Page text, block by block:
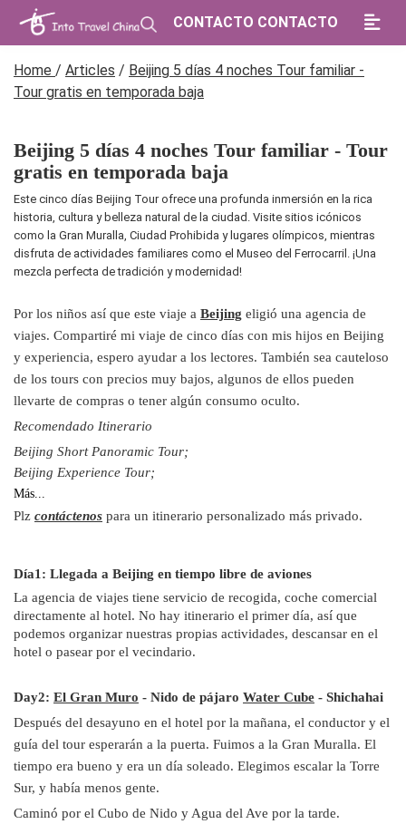
CONTACTO CONTACTO
Home / Articles / Beijing 5 días 4 noches Tour familiar -
Tour gratis en temporada baja
Beijing 5 días 4 noches Tour familiar - Tour
gratis en temporada baja
Este cinco días Beijing Tour ofrece una profunda inmersión en la rica
historia, cultura y belleza natural de la ciudad. Visite sitios icónicos
como la Gran Muralla, Ciudad Prohibida y lugares olímpicos, mientras
disfruta de actividades familiares como el Museo del Ferrocarril. ¡Una
mezcla perfecta de tradición y modernidad!
Por los niños así que este viaje a Beijing eligió una agencia de
viajes. Compartiré mi viaje de cinco días con mis hijos en Beijing
y experiencia, espero ayudar a los lectores. También sea cauteloso
de los tours con precios muy bajos, algunos de ellos pueden
llevarte de compras o tener algún consumo oculto.
Recomendado Itinerario
Beijing Short Panoramic Tour;
Beijing Experience Tour;
Más...
Plz contáctenos para un itinerario personalizado más privado.
Día1: Llegada a Beijing en tiempo libre de aviones
La agencia de viajes tiene servicio de recogida, coche comercial
directamente al hotel. No hay itinerario el primer día, así que
podemos organizar nuestras propias actividades, descansar en el
hotel o pasear por el vecindario.
Day2: El Gran Muro - Nido de pájaro Water Cube - Shichahai
Después del desayuno en el hotel por la mañana, el conductor y el
guía del tour esperarán a la puerta. Fuimos a la Gran Muralla. El
tiempo era bueno y era un día soleado. Elegimos escalar la Torre
Sur, y había menos gente.
Caminó por el Cubo de Nido y Agua del Ave por la tarde.